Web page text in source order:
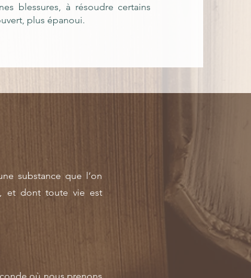
blessures, à résoudre certains
plus épanoui.
substance que l’on
, et dont toute vie est